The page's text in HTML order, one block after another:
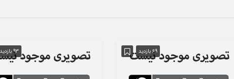
69 بازدید 93 بازدید